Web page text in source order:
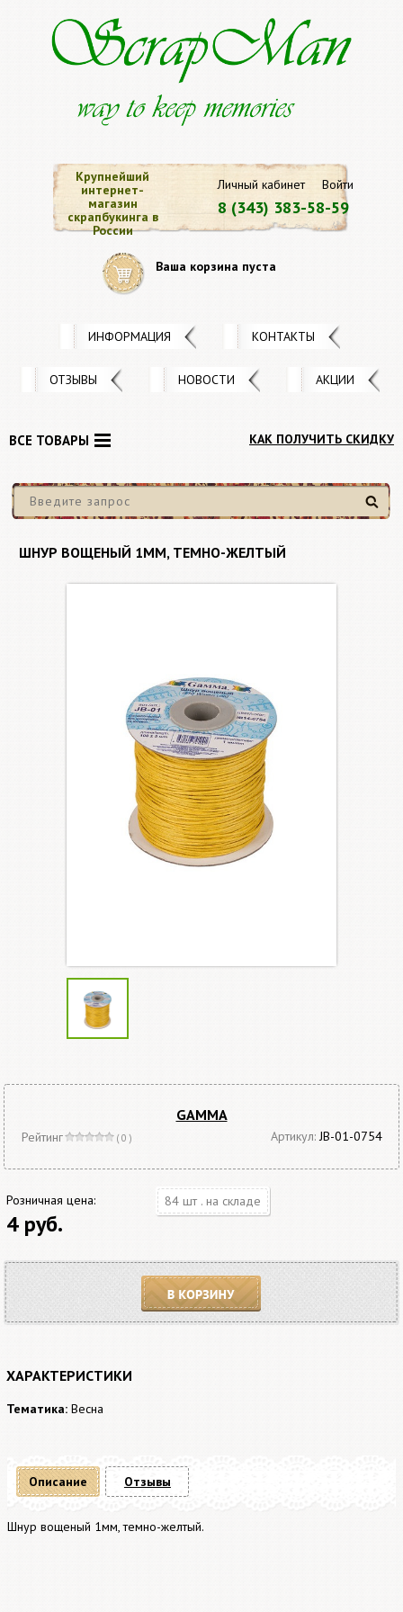
Личный кабинет Войти
8 (343) 383-58-59
Крупнейший
интернет-
магазин
скрапбукинга в
России
Ваша корзина пуста
ИНФОРМАЦИЯ КОНТАКТЫ
ОТЗЫВЫ НОВОСТИ АКЦИИ
КАК ПОЛУЧИТЬ СКИДКУ
Найти
ВСЕ ТОВАРЫ
ШНУР ВОЩЕНЫЙ 1ММ, ТЕМНО-ЖЕЛТЫЙ
GAMMA
Рейтинг ( 0 ) Артикул:JB-01-0754
Розничная цена:
4 руб.
84 шт . на складе
В корзину
ХАРАКТЕРИСТИКИ
Тематика: Весна
Описание
Шнур вощеный 1мм, темно-желтый.
Отзывы